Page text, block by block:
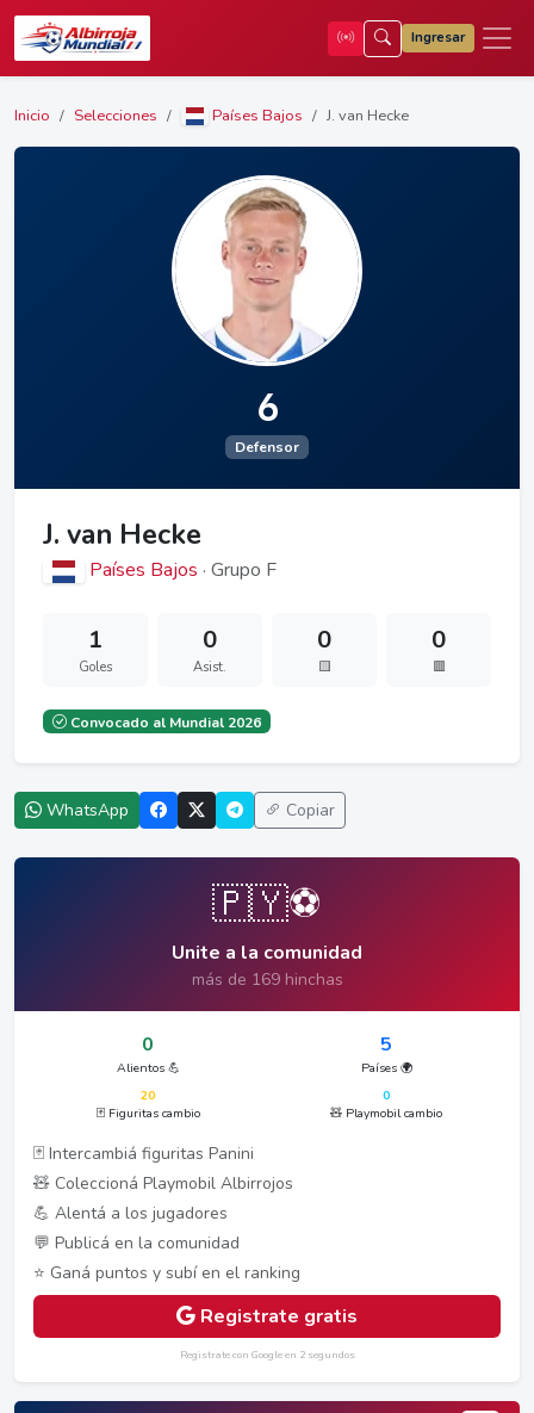
Ingresar
Inicio Selecciones Países Bajos J. van Hecke
6
Defensor
J. van Hecke
Países Bajos · Grupo F
1
Goles
0
Asist.
0
🟨
0
🟥
Convocado al Mundial 2026
WhatsApp Copiar
🇵🇾⚽
Unite a la comunidad
más de 169 hinchas
0
Alientos 💪
5
Países 🌍
20
🃏 Figuritas cambio
0
🧸 Playmobil cambio
🃏 Intercambiá figuritas Panini
🧸 Coleccioná Playmobil Albirrojos
💪 Alentá a los jugadores
💬 Publicá en la comunidad
⭐ Ganá puntos y subí en el ranking
Registrate gratis
Registrate con Google en 2 segundos